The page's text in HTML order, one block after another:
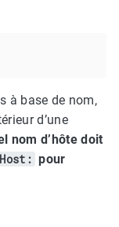
à base de nom,
d’une
nom d’hôte doit
Host: pour